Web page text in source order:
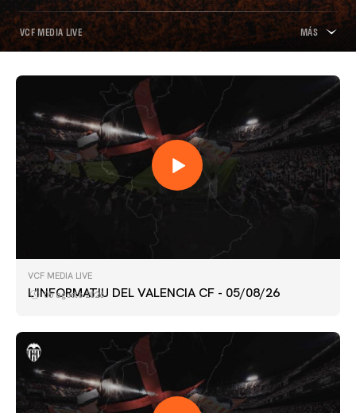
VCF MEDIA LIVE MÁS
VCF MEDIA LIVE
L'INFORMATIU DEL VALENCIA CF - 05/08/26
05 agosto 2026